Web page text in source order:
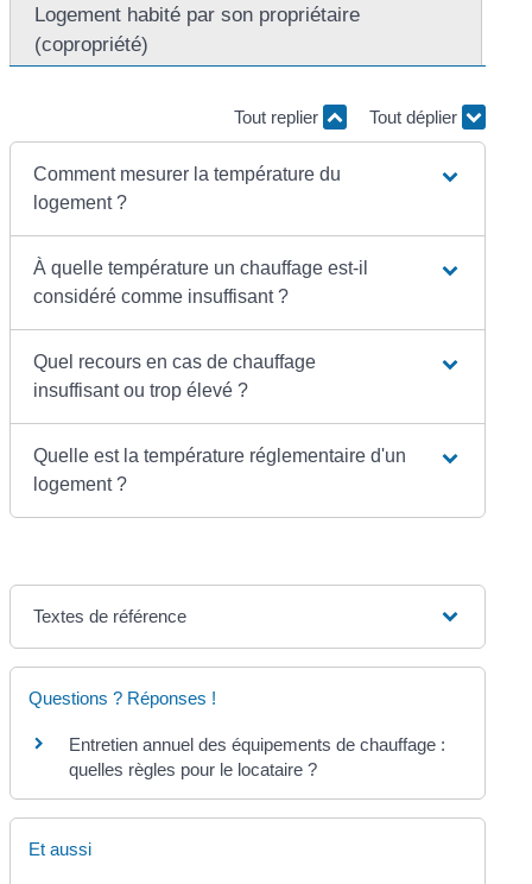
Logement habité par son propriétaire
(copropriété)
Tout replier Tout déplier
Comment mesurer la température du
logement ?
À quelle température un chauffage est-il
considéré comme insuffisant ?
Quel recours en cas de chauffage
insuffisant ou trop élevé ?
Quelle est la température réglementaire d'un
logement ?
Textes de référence
Questions ? Réponses !
Entretien annuel des équipements de chauffage :
quelles règles pour le locataire ?
Et aussi